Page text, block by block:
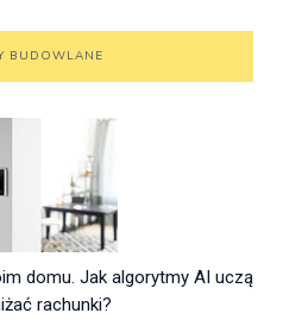
BUDOWLANE
domu. Jak algorytmy AI uczą
rachunki?